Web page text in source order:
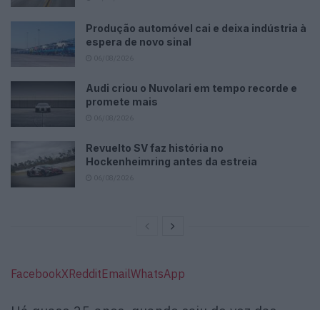
Produção automóvel cai e deixa indústria à
espera de novo sinal
Audi criou o Nuvolari em tempo recorde e
promete mais
Revuelto SV faz história no
Hockenheimring antes da estreia
FacebookXRedditEmailWhatsApp